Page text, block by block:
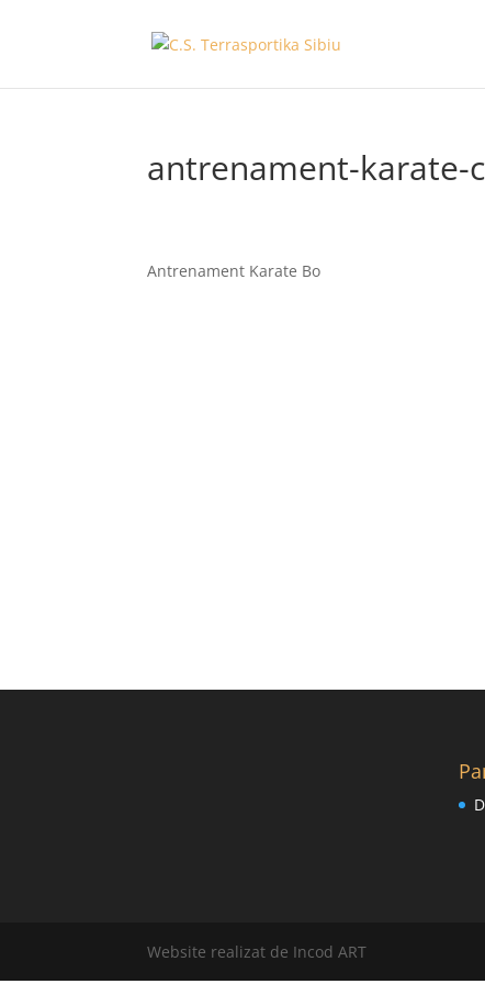
antrenament-karate-
Antrenament Karate Bo
Website realizat de Incod ART